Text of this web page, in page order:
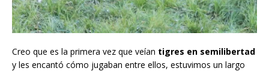
Creo que es la primera vez que veían tigres en semilibertad
y les encantó cómo jugaban entre ellos, estuvimos un largo